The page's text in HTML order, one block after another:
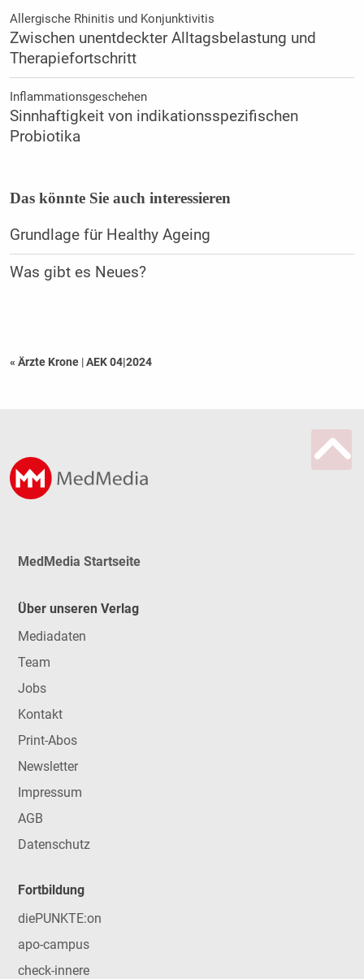
Allergische Rhinitis und Konjunktivitis
Zwischen unentdeckter Alltagsbelastung und
Therapiefortschritt
Inflammationsgeschehen
Sinnhaftigkeit von indikationsspezifischen
Probiotika
Das könnte Sie auch interessieren
Grundlage für Healthy Ageing
Was gibt es Neues?
« Ärzte Krone |AEK 04|2024
MedMedia Startseite
Über unseren Verlag
Mediadaten
Team
Jobs
Kontakt
Print-Abos
Newsletter
Impressum
AGB
Datenschutz
Fortbildung
diePUNKTE:on
apo-campus
check-innere